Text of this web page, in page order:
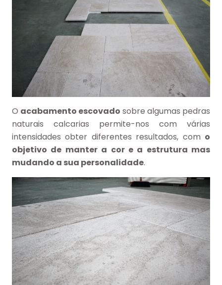
O acabamento escovado sobre algumas pedras
naturais calcarias permite-nos com várias
intensidades obter diferentes resultados, com o
objetivo de manter a cor e a estrutura mas
mudando a sua personalidade.